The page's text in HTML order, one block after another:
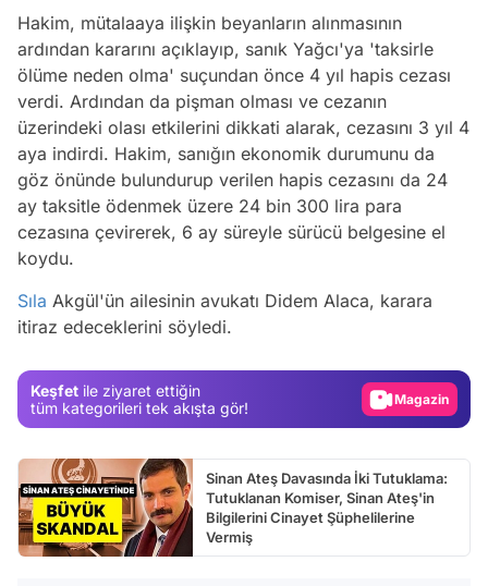
Hakim, mütalaaya ilişkin beyanların alınmasının
ardından kararını açıklayıp, sanık Yağcı'ya 'taksirle
ölüme neden olma' suçundan önce 4 yıl hapis cezası
verdi. Ardından da pişman olması ve cezanın
üzerindeki olası etkilerini dikkati alarak, cezasını 3 yıl 4
aya indirdi. Hakim, sanığın ekonomik durumunu da
göz önünde bulundurup verilen hapis cezasını da 24
ay taksitle ödenmek üzere 24 bin 300 lira para
cezasına çevirerek, 6 ay süreyle sürücü belgesine el
koydu.
Sıla Akgül'ün ailesinin avukatı Didem Alaca, karara
itiraz edeceklerini söyledi.
Keşfet ile ziyaret ettiğin
tüm kategorileri tek akışta gör!
Magazin
Video
Sinan Ateş Davasında İki Tutuklama:
Tutuklanan Komiser, Sinan Ateş'in
Bilgilerini Cinayet Şüphelilerine
Vermiş